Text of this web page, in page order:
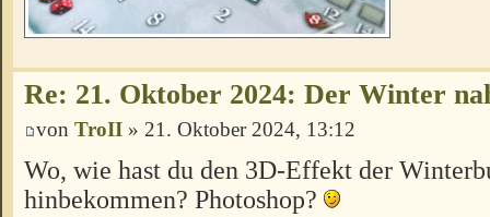
Re: 21. Oktober 2024: Der Winter
von TroII » 21. Oktober 2024, 13:12
Wo, wie hast du den 3D-Effekt der
hinbekommen? Photoshop?